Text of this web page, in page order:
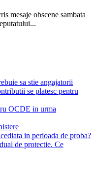
mesaje obscene sambata
sa stie angajatorii
se platesc pentru
OCDE in urma
in perioada de proba?
de protectie. Ce